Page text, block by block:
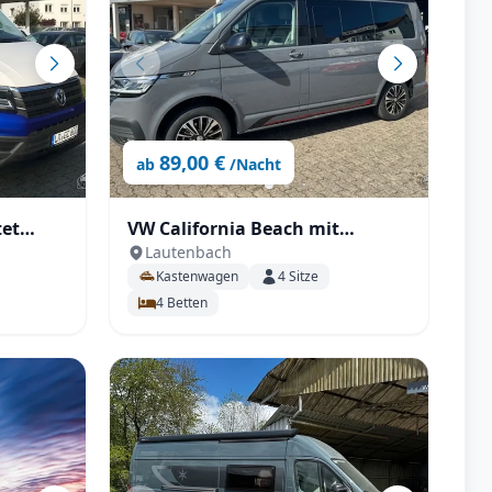
ab 89,00 € /Nacht
VW California Beach mit
Aufstelldach
Lautenbach
Kastenwagen 4 Sitze
4 Betten